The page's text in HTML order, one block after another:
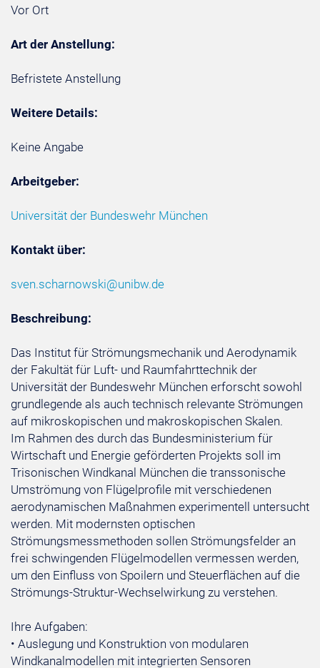
Vor Ort
Art der Anstellung:
Befristete Anstellung
Weitere Details:
Keine Angabe
Arbeitgeber:
Universität der Bundeswehr München
Kontakt über:
sven.scharnowski@unibw.de
Beschreibung:
Das Institut für Strömungsmechanik und Aerodynamik
der Fakultät für Luft- und Raumfahrttechnik der
Universität der Bundeswehr München erforscht sowohl
grundlegende als auch technisch relevante Strömungen
auf mikroskopischen und makroskopischen Skalen.
Im Rahmen des durch das Bundesministerium für
Wirtschaft und Energie geförderten Projekts soll im
Trisonischen Windkanal München die transsonische
Umströmung von Flügelprofile mit verschiedenen
aerodynamischen Maßnahmen experimentell untersucht
werden. Mit modernsten optischen
Strömungsmessmethoden sollen Strömungsfelder an
frei schwingenden Flügelmodellen vermessen werden,
um den Einfluss von Spoilern und Steuerflächen auf die
Strömungs-Struktur-Wechselwirkung zu verstehen.
Ihre Aufgaben:
• Auslegung und Konstruktion von modularen
Windkanalmodellen mit integrierten Sensoren